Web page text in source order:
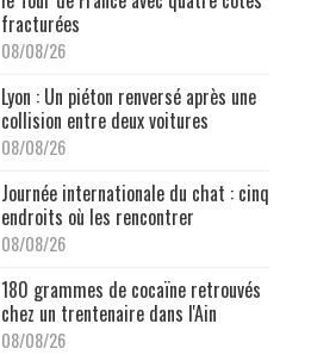
fracturées
08/08/26
Lyon : Un piéton renversé après une
collision entre deux voitures
08/08/26
Journée internationale du chat : cinq
endroits où les rencontrer
08/08/26
180 grammes de cocaïne retrouvés
chez un trentenaire dans l'Ain
08/08/26